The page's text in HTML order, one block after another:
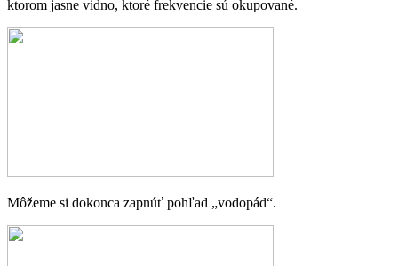
ktorom jasne vidno, ktoré frekvencie sú okupované.
Môžeme si dokonca zapnúť pohľad „vodopád“.